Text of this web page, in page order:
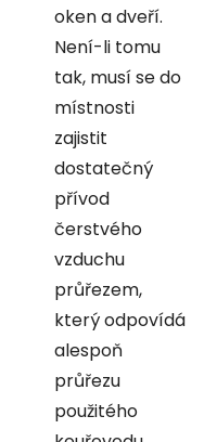
oken a dveří.
Není-li tomu
tak, musí se do
místnosti
zajistit
dostatečný
přívod
čerstvého
vzduchu
průřezem,
který odpovídá
alespoň
průřezu
použitého